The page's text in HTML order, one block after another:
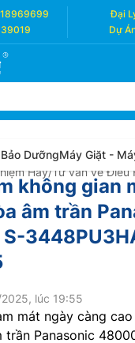
Đại
Dự
DưỡngMáy Giặt -
Hay/Tư vấn về Điều
không gian
âm trần
lúc 19:55
mát ngày càng
trần Panasonic